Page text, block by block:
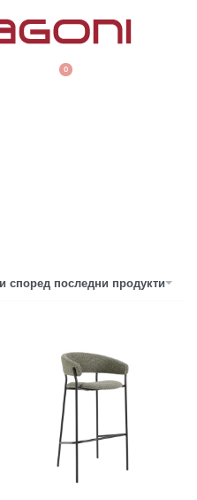
0
според последни продукти